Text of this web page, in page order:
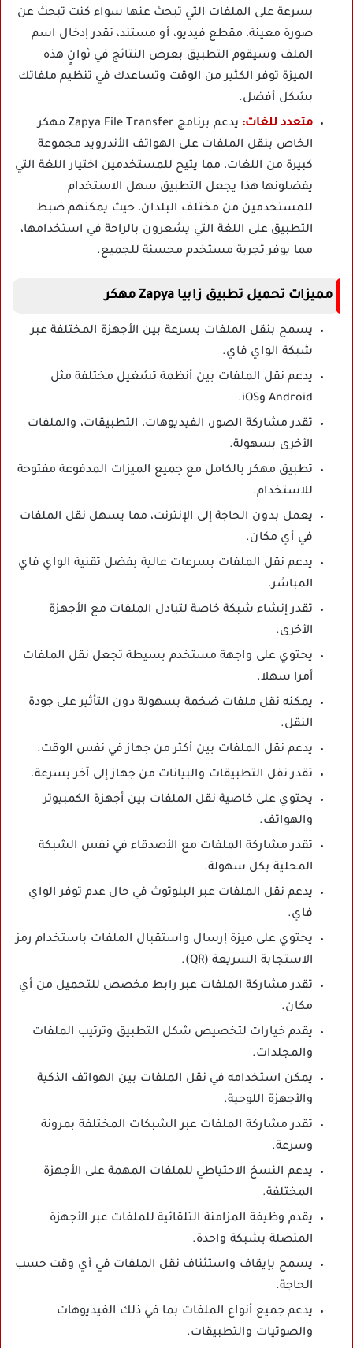
بسرعة على الملفات التي تبحث عنها سواء كنت تبحث عن
صورة معينة، مقطع فيديو، أو مستند، تقدر إدخال اسم
الملف وسيقوم التطبيق بعرض النتائج في ثوانٍ هذه
الميزة توفر الكثير من الوقت وتساعدك في تنظيم ملفاتك
بشكل أفضل.
متعدد للغات:
يدعم برنامج Zapya File Transfer مهكر
الخاص بنقل الملفات على الهواتف الأندرويد مجموعة
كبيرة من اللغات، مما يتيح للمستخدمين اختيار اللغة التي
يفضلونها هذا يجعل التطبيق سهل الاستخدام
للمستخدمين من مختلف البلدان، حيث يمكنهم ضبط
التطبيق على اللغة التي يشعرون بالراحة في استخدامها،
مما يوفر تجربة مستخدم محسنة للجميع.
مميزات تحميل تطبيق زابيا Zapya مهكر
يسمح بنقل الملفات بسرعة بين الأجهزة المختلفة عبر
شبكة الواي فاي.
يدعم نقل الملفات بين أنظمة تشغيل مختلفة مثل
Android وiOS.
تقدر مشاركة الصور، الفيديوهات، التطبيقات، والملفات
الأخرى بسهولة.
تطبيق مهكر بالكامل مع جميع الميزات المدفوعة مفتوحة
للاستخدام.
يعمل بدون الحاجة إلى الإنترنت، مما يسهل نقل الملفات
في أي مكان.
يدعم نقل الملفات بسرعات عالية بفضل تقنية الواي فاي
المباشر.
تقدر إنشاء شبكة خاصة لتبادل الملفات مع الأجهزة
الأخرى.
يحتوي على واجهة مستخدم بسيطة تجعل نقل الملفات
أمرا سهلا.
يمكنه نقل ملفات ضخمة بسهولة دون التأثير على جودة
النقل.
يدعم نقل الملفات بين أكثر من جهاز في نفس الوقت.
تقدر نقل التطبيقات والبيانات من جهاز إلى آخر بسرعة.
يحتوي على خاصية نقل الملفات بين أجهزة الكمبيوتر
والهواتف.
تقدر مشاركة الملفات مع الأصدقاء في نفس الشبكة
المحلية بكل سهولة.
يدعم نقل الملفات عبر البلوتوث في حال عدم توفر الواي
فاي.
يحتوي على ميزة إرسال واستقبال الملفات باستخدام رمز
الاستجابة السريعة (QR).
تقدر مشاركة الملفات عبر رابط مخصص للتحميل من أي
مكان.
يقدم خيارات لتخصيص شكل التطبيق وترتيب الملفات
والمجلدات.
يمكن استخدامه في نقل الملفات بين الهواتف الذكية
والأجهزة اللوحية.
تقدر مشاركة الملفات عبر الشبكات المختلفة بمرونة
وسرعة.
يدعم النسخ الاحتياطي للملفات المهمة على الأجهزة
المختلفة.
يقدم وظيفة المزامنة التلقائية للملفات عبر الأجهزة
المتصلة بشبكة واحدة.
يسمح بإيقاف واستئناف نقل الملفات في أي وقت حسب
الحاجة.
يدعم جميع أنواع الملفات بما في ذلك الفيديوهات
والصوتيات والتطبيقات.